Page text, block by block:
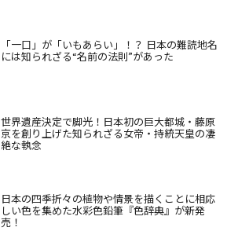
「一口」が「いもあらい」！？ 日本の難読地名
には知られざる“名前の法則”があった
世界遺産決定で脚光！日本初の巨大都城・藤原
京を創り上げた知られざる女帝・持統天皇の凄
絶な執念
日本の四季折々の植物や情景を描くことに相応
しい色を集めた水彩色鉛筆『色辞典』が新発
売！